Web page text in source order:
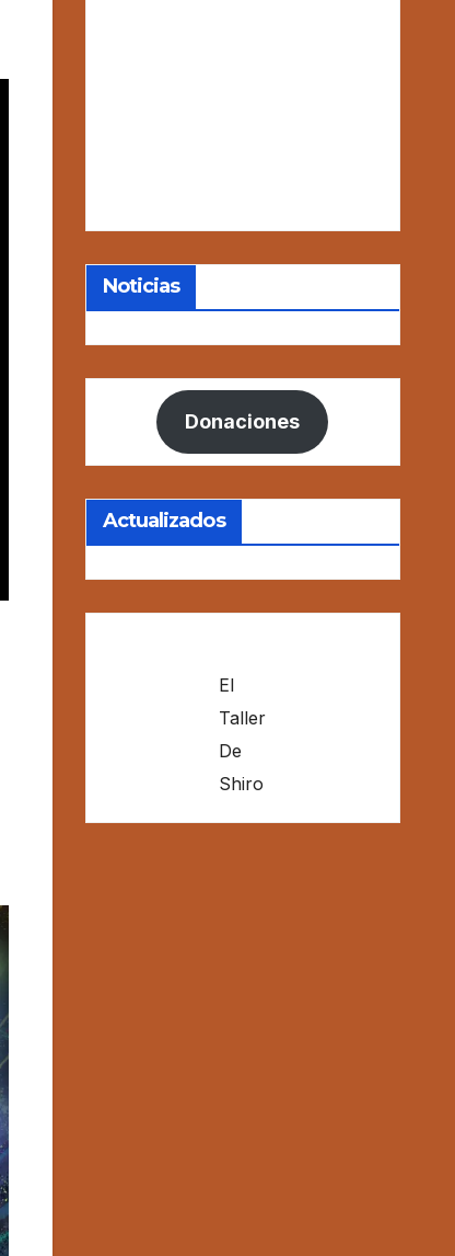
Noticias
Donaciones
Actualizados
El
Taller
De
Shiro